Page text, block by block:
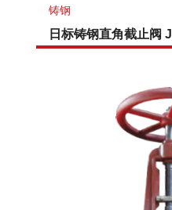
铸钢
日标铸钢直角截止阀